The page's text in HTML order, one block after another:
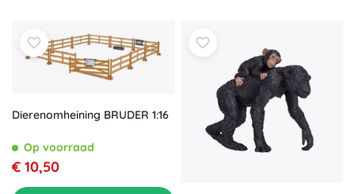
Dierenomheining BRUDER 1:16
Op voorraad
€ 10,50